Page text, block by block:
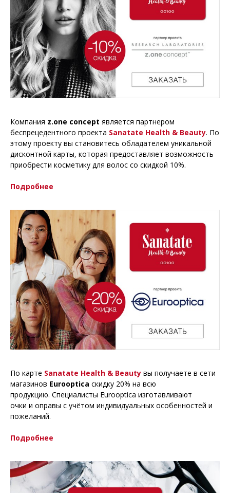
Компания z.one concept является партнером
беспрецедентного проекта Sanatate Health & Beauty. По
этому проекту вы становитесь обладателем уникальной
дисконтной карты, которая предоставляет возможность
приобрести косметику для волос со скидкой 10%.
Подробнее
По карте Sanatate Health & Beauty вы получаете в сети
магазинов Eurooptica скидку 20% на всю
продукцию. Специалисты Eurooptica изготавливают
очки и оправы с учётом индивидуальных особенностей и
пожеланий.
Подробнее